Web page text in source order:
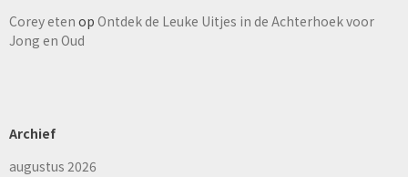
Corey eten op Ontdek de Leuke Uitjes in de Achterhoek voor
Jong en Oud
Archief
augustus 2026